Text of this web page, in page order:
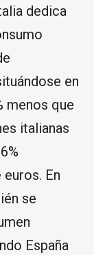
dedica
en
menos que
italianas
En
se
España